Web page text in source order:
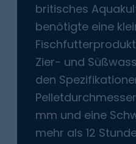
britisches
benötigte eine
Zier- und
den
mm und eine
mehr als 12